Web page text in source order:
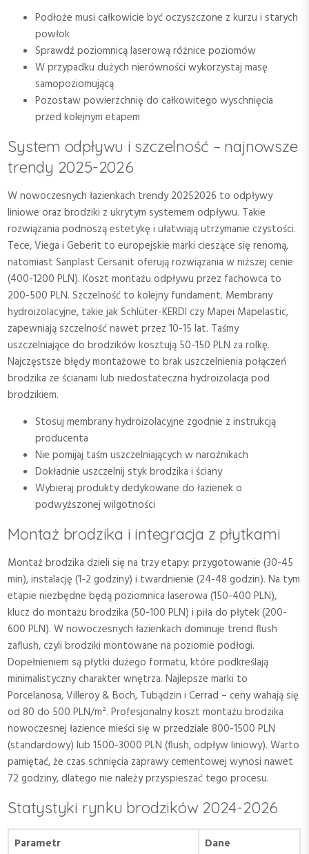
Podłoże musi całkowicie być oczyszczone z kurzu i starych
powłok
Sprawdź poziomnicą laserową różnice poziomów
W przypadku dużych nierówności wykorzystaj masę
samopoziomującą
Pozostaw powierzchnię do całkowitego wyschnięcia
przed kolejnym etapem
System odpływu i szczelność – najnowsze
trendy 2025-2026
W nowoczesnych łazienkach trendy 20252026 to odpływy
liniowe oraz brodziki z ukrytym systemem odpływu. Takie
rozwiązania podnoszą estetykę i ułatwiają utrzymanie czystości.
Tece, Viega i Geberit to europejskie marki cieszące się renomą,
natomiast Sanplast Cersanit oferują rozwiązania w niższej cenie
(400-1200 PLN). Koszt montażu odpływu przez fachowca to
200-500 PLN. Szczelność to kolejny fundament. Membrany
hydroizolacyjne, takie jak Schlüter-KERDI czy Mapei Mapelastic,
zapewniają szczelność nawet przez 10-15 lat. Taśmy
uszczelniające do brodzików kosztują 50-150 PLN za rolkę.
Najczęstsze błędy montażowe to brak uszczelnienia połączeń
brodzika ze ścianami lub niedostateczna hydroizolacja pod
brodzikiem.
Stosuj membrany hydroizolacyjne zgodnie z instrukcją
producenta
Nie pomijaj taśm uszczelniających w narożnikach
Dokładnie uszczelnij styk brodzika i ściany
Wybieraj produkty dedykowane do łazienek o
podwyższonej wilgotności
Montaż brodzika i integracja z płytkami
Montaż brodzika dzieli się na trzy etapy: przygotowanie (30-45
min), instalację (1-2 godziny) i twardnienie (24-48 godzin). Na tym
etapie niezbędne będą poziomnica laserowa (150-400 PLN),
klucz do montażu brodzika (50-100 PLN) i piła do płytek (200-
600 PLN). W nowoczesnych łazienkach dominuje trend flush
zaflush, czyli brodziki montowane na poziomie podłogi.
Dopełnieniem są płytki dużego formatu, które podkreślają
minimalistyczny charakter wnętrza. Najlepsze marki to
Porcelanosa, Villeroy & Boch, Tubądzin i Cerrad – ceny wahają się
od 80 do 500 PLN/m². Profesjonalny koszt montażu brodzika
nowoczesnej łazience mieści się w przedziale 800-1500 PLN
(standardowy) lub 1500-3000 PLN (flush, odpływ liniowy). Warto
pamiętać, że czas schnięcia zaprawy cementowej wynosi nawet
72 godziny, dlatego nie należy przyspieszać tego procesu.
Statystyki rynku brodzików 2024-2026
Parametr
Dane